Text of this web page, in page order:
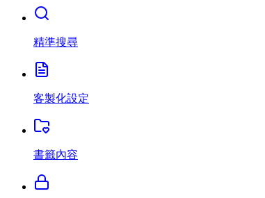
精準搜尋
客製化設定
書籤內容